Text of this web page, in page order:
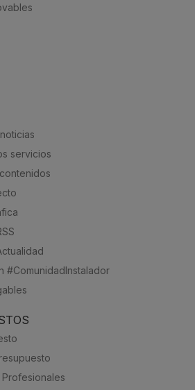
servicios
#ComunidadInstalador